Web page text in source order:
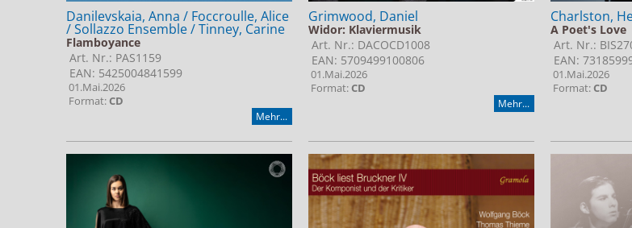
Danilevskaia, Anna / Foccroulle, Alice
/ Sollazzo Ensemble / Tinney, Carine
Flamboyance
Art. Nr.: PAS1159
EAN: 5425004841599
01.Mai.2026
Format:CD
Mehr...
Grimwood, Daniel
Widor: Klaviermusik
Art. Nr.: DACOCD1008
EAN: 5709499100806
01.Mai.2026
Format:CD
Mehr...
Charlston,
A Poet's Love
Art. Nr.:
EAN:
01.Mai.2026
Format:CD